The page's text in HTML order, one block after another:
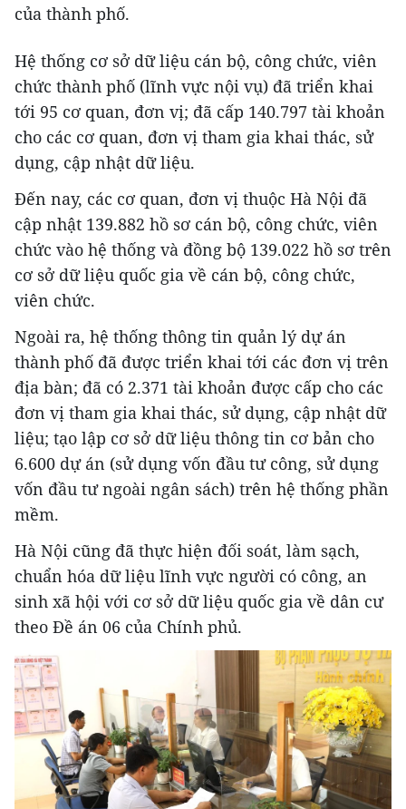
của thành phố.
Hệ thống cơ sở dữ liệu cán bộ, công chức, viên
chức thành phố (lĩnh vực nội vụ) đã triển khai
tới 95 cơ quan, đơn vị; đã cấp 140.797 tài khoản
cho các cơ quan, đơn vị tham gia khai thác, sử
dụng, cập nhật dữ liệu.
Đến nay, các cơ quan, đơn vị thuộc Hà Nội đã
cập nhật 139.882 hồ sơ cán bộ, công chức, viên
chức vào hệ thống và đồng bộ 139.022 hồ sơ trên
cơ sở dữ liệu quốc gia về cán bộ, công chức,
viên chức.
Ngoài ra, hệ thống thông tin quản lý dự án
thành phố đã được triển khai tới các đơn vị trên
địa bàn; đã có 2.371 tài khoản được cấp cho các
đơn vị tham gia khai thác, sử dụng, cập nhật dữ
liệu; tạo lập cơ sở dữ liệu thông tin cơ bản cho
6.600 dự án (sử dụng vốn đầu tư công, sử dụng
vốn đầu tư ngoài ngân sách) trên hệ thống phần
mềm.
Hà Nội cũng đã thực hiện đối soát, làm sạch,
chuẩn hóa dữ liệu lĩnh vực người có công, an
sinh xã hội với cơ sở dữ liệu quốc gia về dân cư
theo Đề án 06 của Chính phủ.